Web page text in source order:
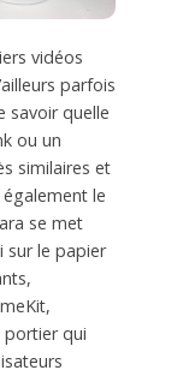
vidéos
parfois
savoir quelle
ou un
similaires et
le
se met
sur le papier
portier qui